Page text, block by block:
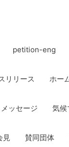
petition-eng
リリース ホー
ッセージ 気候
見 賛同団体